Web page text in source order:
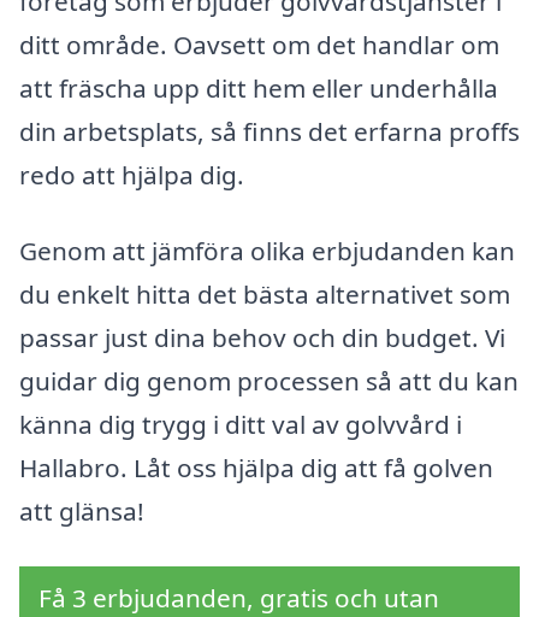
ditt område. Oavsett om det handlar om
att fräscha upp ditt hem eller underhålla
din arbetsplats, så finns det erfarna proffs
redo att hjälpa dig.
Genom att jämföra olika erbjudanden kan
du enkelt hitta det bästa alternativet som
passar just dina behov och din budget. Vi
guidar dig genom processen så att du kan
känna dig trygg i ditt val av golvvård i
Hallabro. Låt oss hjälpa dig att få golven
att glänsa!
Få 3 erbjudanden, gratis och utan